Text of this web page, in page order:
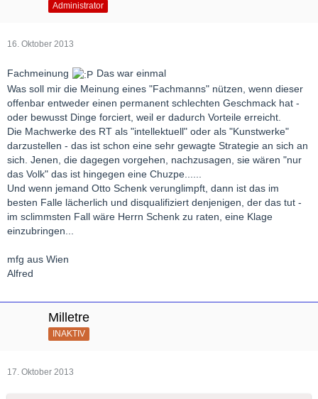
Administrator
16. Oktober 2013
Fachmeinung
Das war einmal
Was soll mir die Meinung eines "Fachmanns" nützen, wenn dieser
offenbar entweder einen permanent schlechten Geschmack hat -
oder bewusst Dinge forciert, weil er dadurch Vorteile erreicht.
Die Machwerke des RT als "intellektuell" oder als "Kunstwerke"
darzustellen - das ist schon eine sehr gewagte Strategie an sich an
sich. Jenen, die dagegen vorgehen, nachzusagen, sie wären "nur
das Volk" das ist hingegen eine Chuzpe......
Und wenn jemand Otto Schenk verunglimpft, dann ist das im
besten Falle lächerlich und disqualifiziert denjenigen, der das tut -
im sclimmsten Fall wäre Herrn Schenk zu raten, eine Klage
einzubringen...
mfg aus Wien
Alfred
Milletre
INAKTIV
17. Oktober 2013